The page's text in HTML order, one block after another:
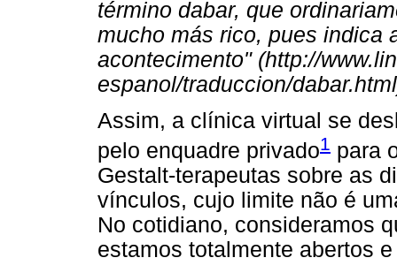
término dabar, que
mucho más rico, pues indica
acontecimento" (http://
espanol/traduccion/
Assim, a clínica virtual se
pelo enquadre privado1 para
Gestalt-terapeutas sobre as
vínculos, cujo limite não é
No cotidiano, consideramos
estamos totalmente abertos